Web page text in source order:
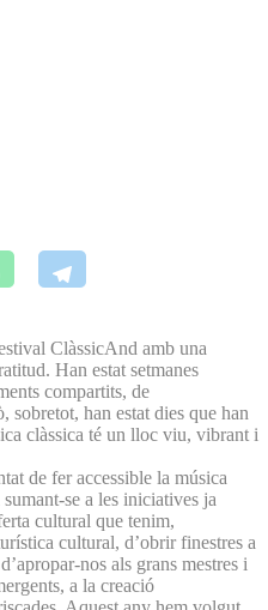
ClàssicAnd amb una
Han estat setmanes
compartits, de
sobretot, han estat dies que han
clàssica té un lloc viu, vibrant i
de fer accessible la música
se a les iniciatives ja
cultural que tenim,
cultural, d’obrir finestres a
nos als grans mestres i
a la creació